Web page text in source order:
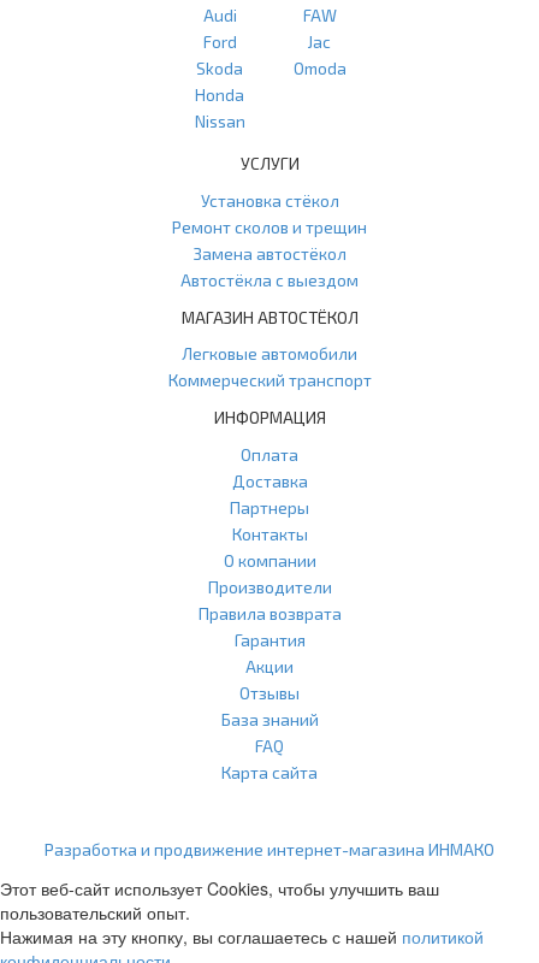
Audi
Ford
Skoda
Honda
Nissan
FAW
Jac
Omoda
УСЛУГИ
Установка стёкол
Ремонт сколов и трещин
Замена автостёкол
Автостёкла с выездом
МАГАЗИН АВТОСТЁКОЛ
Легковые автомобили
Коммерческий транспорт
ИНФОРМАЦИЯ
Оплата
Доставка
Партнеры
Контакты
О компании
Производители
Правила возврата
Гарантия
Акции
Отзывы
База знаний
FAQ
Карта сайта
Разработка и продвижение интернет-магазина ИНМАКО
Этот веб-сайт использует Cookies, чтобы улучшить ваш
пользовательский опыт.
Нажимая на эту кнопку, вы соглашаетесь с нашей политикой